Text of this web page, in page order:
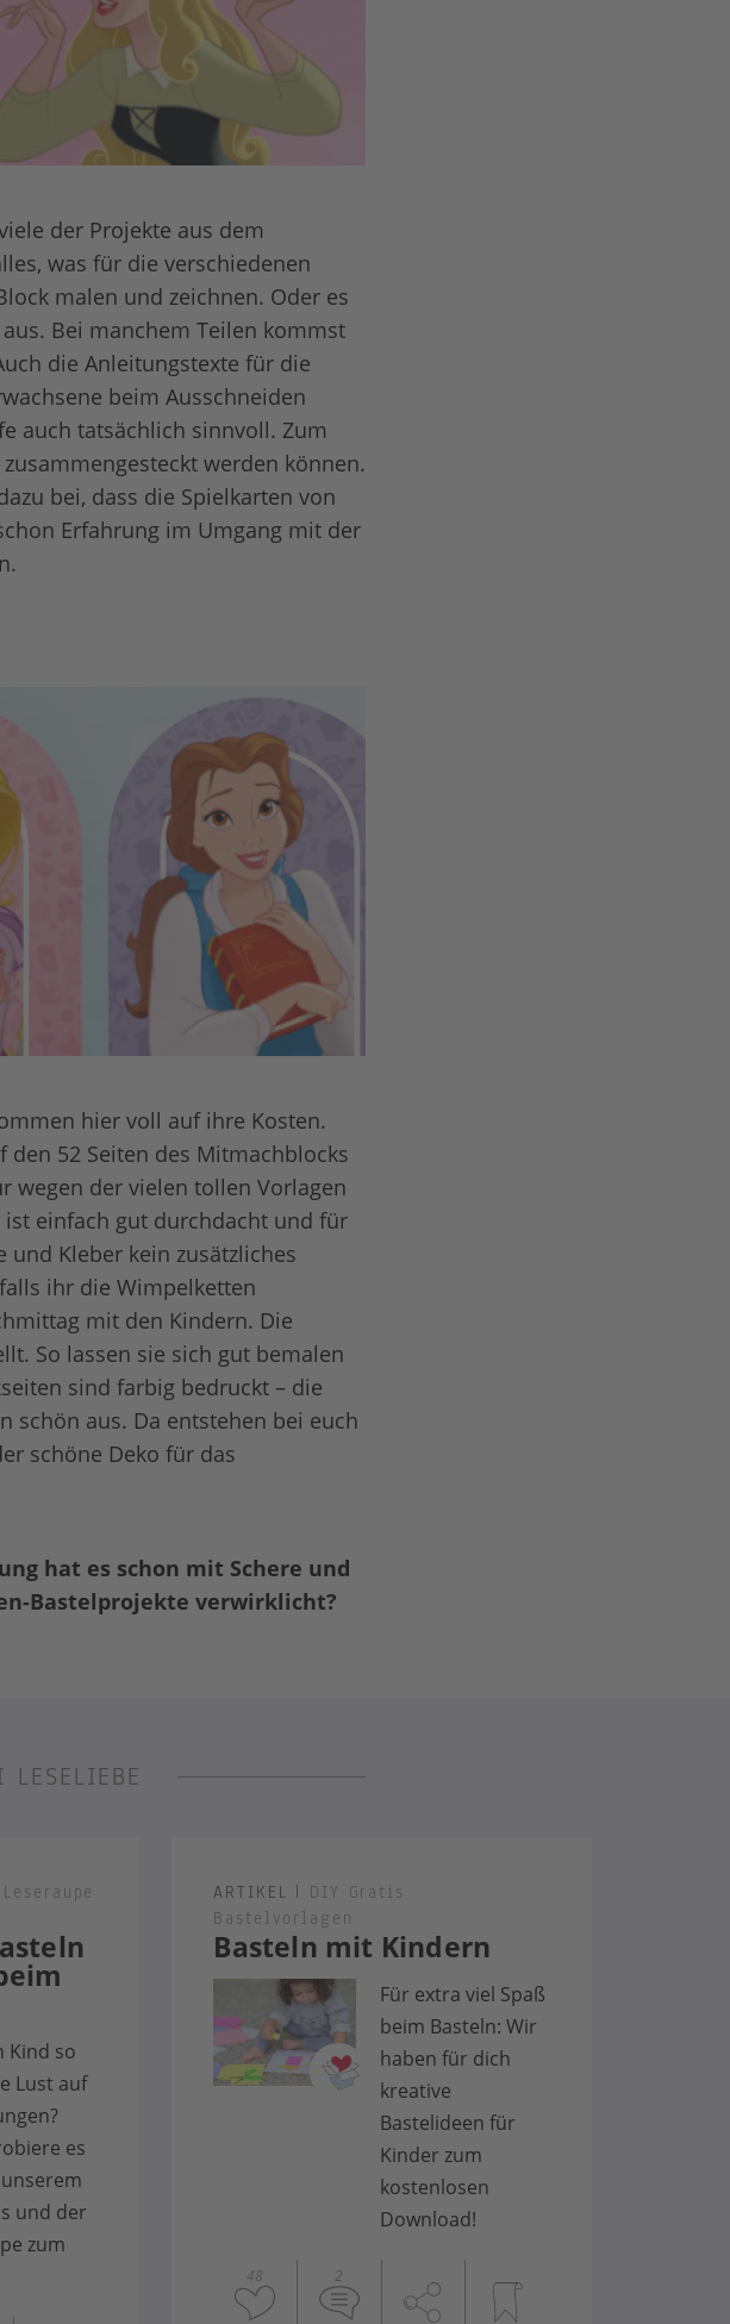
der Projekte aus dem
was für die verschiedenen
malen und zeichnen. Oder es
Bei manchem Teilen kommst
die Anleitungstexte für die
beim Ausschneiden
auch tatsächlich sinnvoll. Zum
werden können.
bei, dass die Spielkarten von
Erfahrung im Umgang mit der
hier voll auf ihre Kosten.
den 52 Seiten des Mitmachblocks
wegen der vielen tollen Vorlagen
einfach gut durchdacht und für
Kleber kein zusätzliches
ihr die Wimpelketten
mit den Kindern. Die
So lassen sie sich gut bemalen
sind farbig bedruckt – die
schön aus. Da entstehen bei euch
schöne Deko für das
hat es schon mit Schere und
Bastelprojekte verwirklicht?
LESELIEBE
Kind so
Lust auf
es
und der
zum
Basteln mit Kindern
ARTIKEL | DIY Gratis
Bastelvorlagen
Für extra viel Spaß
beim Basteln: Wir
haben für dich
kreative
Bastelideen für
Kinder zum
kostenlosen
Download!
48 2